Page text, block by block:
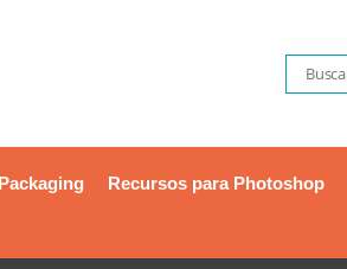
Packaging Recursos para Photoshop